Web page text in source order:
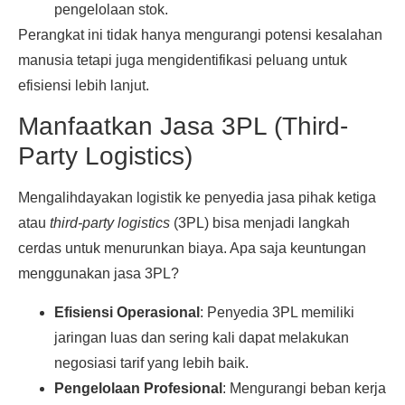
pengelolaan stok.
Perangkat ini tidak hanya mengurangi potensi kesalahan
manusia tetapi juga mengidentifikasi peluang untuk
efisiensi lebih lanjut.
Manfaatkan Jasa 3PL (Third-
Party Logistics)
Mengalihdayakan logistik ke penyedia jasa pihak ketiga
atau third-party logistics (3PL) bisa menjadi langkah
cerdas untuk menurunkan biaya. Apa saja keuntungan
menggunakan jasa 3PL?
Efisiensi Operasional : Penyedia 3PL memiliki
jaringan luas dan sering kali dapat melakukan
negosiasi tarif yang lebih baik.
Pengelolaan Profesional : Mengurangi beban kerja